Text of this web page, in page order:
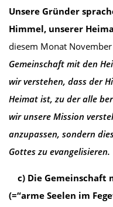
Unsere Gründer
Himmel, unserer
diesem Monat
Gemeinschaft mit den
wir verstehen, dass der
Heimat ist, zu der alle
wir unsere Mission
anzupassen, sondern
Gottes zu evangelisieren.
c) Die Gemeinschaft
(=“arme Seelen im